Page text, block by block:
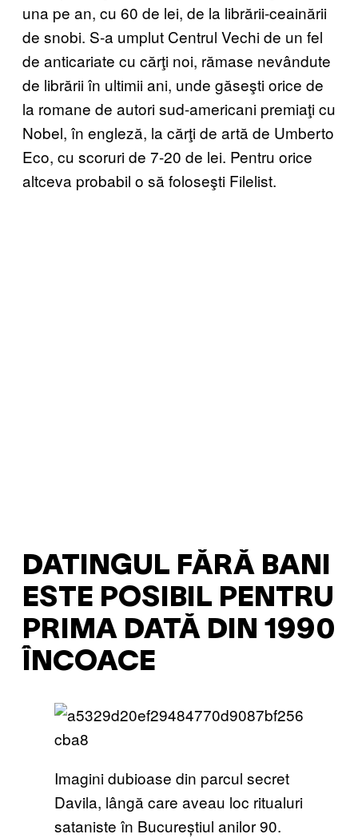
una pe an, cu 60 de lei, de la librării-ceainării
de snobi. S-a umplut Centrul Vechi de un fel
de anticariate cu cărţi noi, rămase nevândute
de librării în ultimii ani, unde găseşti orice de
la romane de autori sud-americani premiaţi cu
Nobel, în engleză, la cărţi de artă de Umberto
Eco, cu scoruri de 7-20 de lei. Pentru orice
altceva probabil o să foloseşti Filelist.
DATINGUL FĂRĂ BANI
ESTE POSIBIL PENTRU
PRIMA DATĂ DIN 1990
ÎNCOACE
Imagini dubioase din parcul secret
Davila, lângă care aveau loc ritualuri
sataniste în Bucureștiul anilor 90.